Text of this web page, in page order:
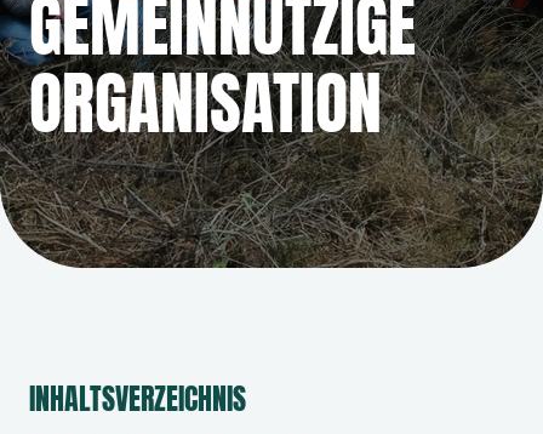
GEMEINNÜTZIGE
ORGANISATION
INHALTSVERZEICHNIS